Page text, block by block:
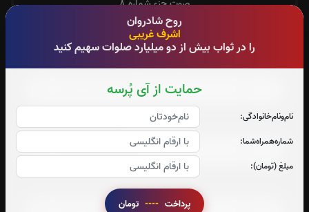
روح شادروان
اشرف غریبی
را در ثواب بیش از دو میلیارد صلوات سهیم کنید
حمایت از آی پُرسه
نام‌و‌نام‌خانوادگی:
شماره‌همراه‌شما:
مبلغ (تومان):
پرداخت ----
صوت جزء شماره 8
صوت جزء شماره 9
صوت جزء شماره 10
صوت جزء شماره 11